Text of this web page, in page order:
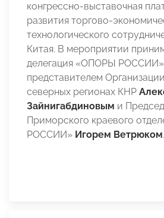
конгрессно‑выставочная
развития
технологического
Китая. В мероприятии
делегация «ОПОРЫ РОССИИ»
представителем
северных регионах КНР
Зайнигабдиновым и
Приморского краевого
РОССИИ» Игорем Ветрюком.